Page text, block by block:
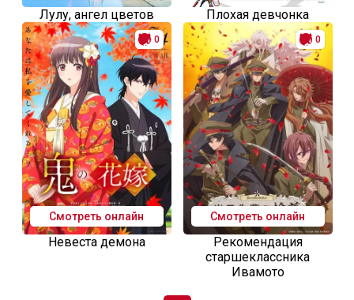
Лулу, ангел цветов Плохая девчонка
0
Смотреть онлайн
Невеста демона
0
Смотреть онлайн
Рекомендация
старшеклассника
Ивамото